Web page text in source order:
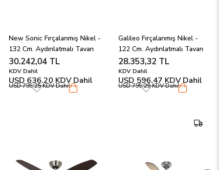
New Sonic Fırçalanmış Nikel -
132 Cm. Aydınlatmalı Tavan
Vantilatörü
30.242,04 TL
KDV Dahil
USD 636.20 KDV Dahil
USD 795.25KDV Dahil
Galileo Fırçalanmış Nikel -
122 Cm. Aydınlatmalı Tavan
Vantilatörü
28.353,32 TL
KDV Dahil
USD 596.47 KDV Dahil
USD 795.25KDV Dahil